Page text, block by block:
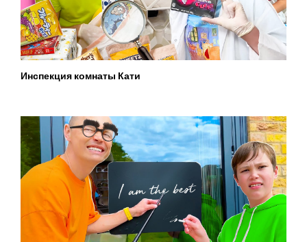
Инспекция комнаты Кати